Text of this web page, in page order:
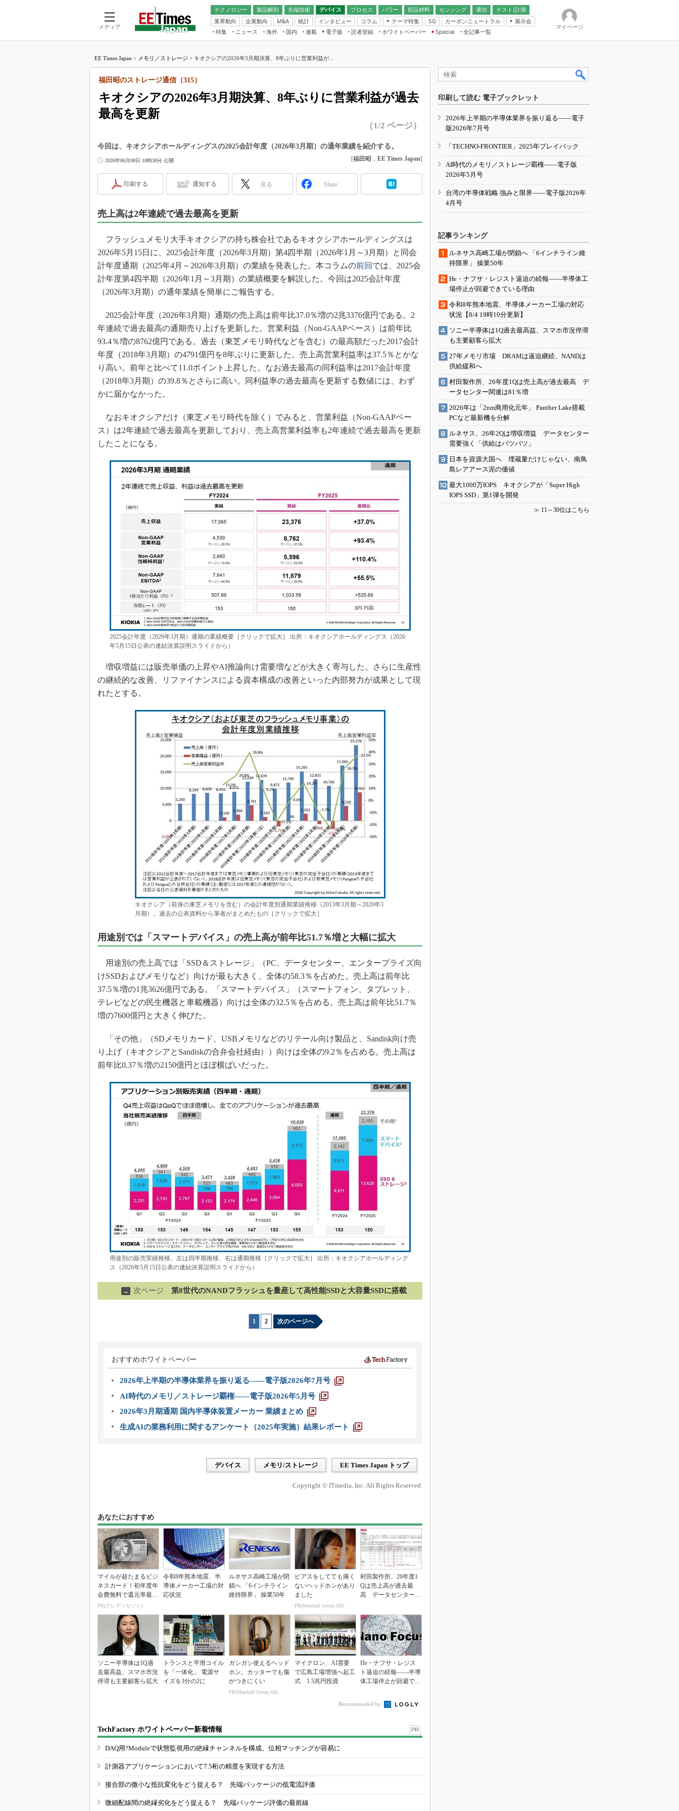
メディア
テクノロジー 製品解剖
先端技術
電池／エネルギー
デバイス
アナログ
マイコン
プロセス パワー 部品材料 センシング
通信
無線
テスト/計測
業界動向
企業動向 M&A 統計 インタビュー コラム
テーマ特集
フィジカルAI
読者調査（EE Times Research）
電源設計（EDN Japan）
エレクトロニクス入門（EDN
5G カーボンニュートラル
展示会
IoT・エッジコンピューティング
EXPO
TECHNO-FRONTIER
人とくるま展
特集 ニュース 海外 国内
連載
福田昭のデバイス通信
大山聡の業界スコープ
Buzzword
製品分解で探るアジアの新トレンド
“異端児エンジニア”が仕掛けた社内
改革、執念の180日
イノベーションは日本を救うのか
JASA発IoT通信
「英語に愛されないエンジニア」の
ための新行動論
電子版
電子ブックレット
読者登録 ホワイトペーパー
Special
全記事一覧
マイページ
EE Times Japan > メモリ／ストレージ > キオクシアの2026年3月期決算、8年ぶりに営業利益が...
キオクシアの2026年3月期決算、8年ぶりに営業利益が過去
最高を更新
福田昭のストレージ通信（315）
（1/2 ページ）
今回は、キオクシアホールディングスの2025会計年度（2026年3月期）の通年業績を紹介する。
2026年06月08日 10時30分 公開 [福田昭 ， EE Times Japan]
印刷する 通知する 見る Share
売上高は2年連続で過去最高を更新
フラッシュメモリ大手キオクシアの持ち株会社であるキオクシアホールディングスは
2026年5月15日に、2025会計年度（2026年3月期）第4四半期（2026年1月～3月期）と同会
計年度通期（2025年4月～2026年3月期）の業績を発表した。本コラムの前回 では、2025会
計年度第4四半期（2026年1月～3月期）の業績概要を解説した。今回は2025会計年度
（2026年3月期）の通年業績を簡単にご報告する。
2025会計年度（2026年3月期）通期の売上高は前年比37.0％増の2兆3376億円である。2
年連続で過去最高の通期売り上げを更新した。営業利益（Non-GAAPベース）は前年比
93.4％増の8762億円である。過去（東芝メモリ時代などを含む）の最高額だった2017会計
年度（2018年3月期）の4791億円を8年ぶりに更新した。売上高営業利益率は37.5％とかな
り高い。前年と比べて11.0ポイント上昇した。なお過去最高の同利益率は2017会計年度
（2018年3月期）の39.8％とさらに高い。同利益率の過去最高を更新する数値には、わず
かに届かなかった。
なおキオクシアだけ（東芝メモリ時代を除く）でみると、営業利益（Non-GAAPベー
ス）は2年連続で過去最高を更新しており、売上高営業利益率も2年連続で過去最高を更新
したことになる。
2025会計年度（2026年3月期）通期の業績概要［クリックで拡大］ 出所：キオクシアホールディングス（2026
年5月15日公表の連結決算説明スライドから）
増収増益には販売単価の上昇やAI推論向け需要増などが大きく寄与した。さらに生産性
の継続的な改善、リファイナンスによる資本構成の改善といった内部努力が成果として現
れたとする。
キオクシア（前身の東芝メモリを含む）の会計年度別通期業績推移（2013年3月期～2026年3
月期）。過去の公表資料から筆者がまとめたもの［クリックで拡大］
用途別では「スマートデバイス」の売上高が前年比51.7％増と大幅に拡大
用途別の売上高では「SSD＆ストレージ」（PC、データセンター、エンタープライズ向
けSSDおよびメモリなど）向けが最も大きく、全体の58.3％を占めた。売上高は前年比
37.5％増の1兆3626億円である。「スマートデバイス」（スマートフォン、タブレット、
テレビなどの民生機器と車載機器）向けは全体の32.5％を占める。売上高は前年比51.7％
増の7600億円と大きく伸びた。
「その他」（SDメモリカード、USBメモリなどのリテール向け製品と、Sandisk向け売
り上げ（キオクシアとSandiskの合弁会社経由））向けは全体の9.2％を占める。売上高は
前年比0.37％増の2150億円とほぼ横ばいだった。
用途別の販売実績推移。左は四半期推移、右は通期推移［クリックで拡大］ 出所：キオクシアホールディング
ス（2026年5月15日公表の連結決算説明スライドから）
→ 次ページ 第8世代のNANDフラッシュを量産して高性能SSDと大容量SSDに搭載
1 2 次のページへ
おすすめホワイトペーパー
2026年上半期の半導体業界を振り返る――電子版2026年7月号
AI時代のメモリ／ストレージ覇権――電子版2026年5月号
2026年3月期通期 国内半導体装置メーカー 業績まとめ
生成AIの業務利用に関するアンケート（2025年実施）結果レポート
デバイス メモリ/ストレージ EE Times Japan トップ
Copyright © ITmedia, Inc. All Rights Reserved.
あなたにおすすめ
マイルが超たまるビジ
ネスカード！初年度年
会費無料で還元率最大
1.125%
PR(クレディセゾン)
令和8年熊本地震、半
導体メーカー工場の対
応状況
ルネサス高崎工場が閉
鎖へ 「6インチライン
維持限界」 操業50年
ピアスをしてても痛く
ないヘッドホンがあり
ました
PR(Marshall Group AB)
村田製作所、26年度1
Qは売上高が過去最
高 データセンター関
ソニー半導体は1Q過
去最高益、スマホ市況
停滞も主要顧客ら拡大
トランスと平滑コイル
を「一体化」 電源サ
イズを3分の2に
ガシガシ使えるヘッド
ホン。カッターでも傷
がつきにくい
PR(Marshall Group AB)
マイクロン、AI需要
で広島工場増強へ起工
式 1.5兆円投資
He・ナフサ・レジス
ト逼迫の続報――半導
体工場停止が回避でき
Recommended by
TechFactory ホワイトペーパー新着情報 PR
DAQ用?Moduleで状態監視用の絶縁チャンネルを構成、位相マッチングが容易に
計測器アプリケーションにおいて7.5桁の精度を実現する方法
接合部の微小な抵抗変化をどう捉える？ 先端パッケージの低電流評価
微細配線間の絶縁劣化をどう捉える？ 先端パッケージ評価の最前線
印刷して読む 電子ブックレット
2026年上半期の半導体業界を振り返る――電子
版2026年7月号
「TECHNO-FRONTIER」2025年プレイバック
AI時代のメモリ／ストレージ覇権――電子版
2026年5月号
台湾の半導体戦略 強みと限界――電子版2026年
4月号
記事ランキング
ルネサス高崎工場が閉鎖へ 「6インチライン維
持限界」 操業50年
He・ナフサ・レジスト逼迫の続報――半導体工
場停止が回避できている理由
令和8年熊本地震、半導体メーカー工場の対応
状況【8/4 19時10分更新】
ソニー半導体は1Q過去最高益、スマホ市況停滞
も主要顧客ら拡大
27年メモリ市場 DRAMは逼迫継続、NANDは
供給緩和へ
村田製作所、26年度1Qは売上高が過去最高 デ
ータセンター関連は81％増
2026年は「2nm商用化元年」 Panther Lake搭載
PCなど最新機を分解
ルネサス、26年2Qは増収増益 データセンター
需要強く「供給はパツパツ」
日本を資源大国へ 埋蔵量だけじゃない、南鳥
島レアアース泥の価値
最大1000万IOPS キオクシアが「Super High
IOPS SSD」第1弾を開発
≫ 11～30位はこちら